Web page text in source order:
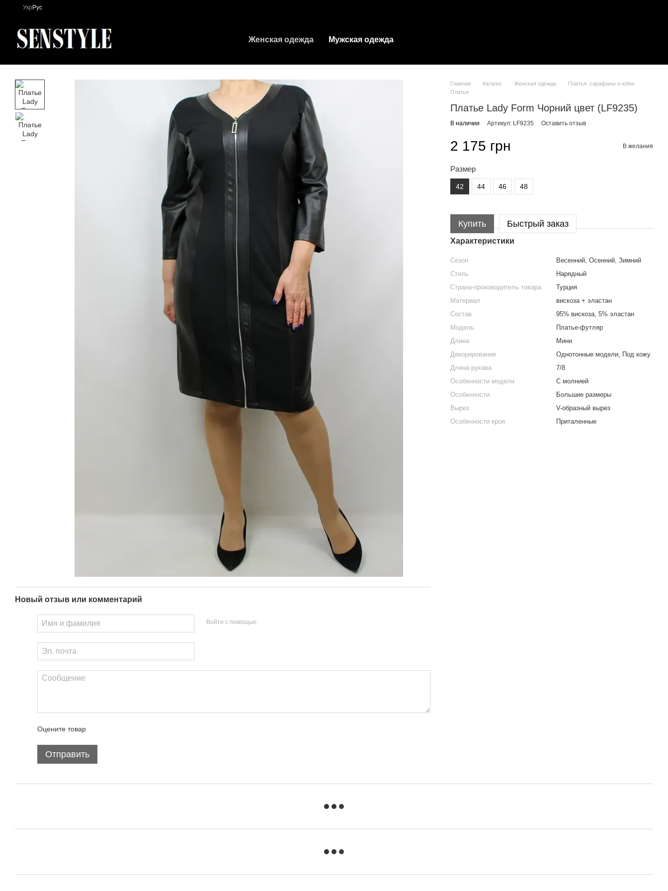
Перейти к основному контенту
Укр Рус
Женская одежда Мужская одежда
Новый отзыв или комментарий
Войти с помощью
Оцените товар
Отправить
Главная Каталог Женская одежда
Платья, сарафаны и юбки
Платья
Платье Lady Form Чорний цвет (LF9235)
В наличии Артикул: LF9235 Оставить отзыв
2 175 грн В желания
Размер
42 44 46 48
Купить Быстрый заказ
Характеристики
Сезон
Весенний, Осенний, Зимний
Стиль
Нарядный
Страна-производитель товара
Турция
Материал
вискоза + эластан
Состав
95% вискоза, 5% эластан
Модель
Платье-футляр
Длина
Мини
Декорирование
Однотонные модели, Под кожу
Длина рукава
7/8
Особенности модели
С молнией
Особенности
Большие размеры
Вырез
V-образный вырез
Особенности кроя
Приталенные